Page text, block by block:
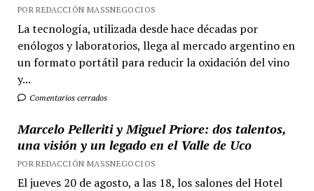
POR REDACCIÓN MASSNEGOCIOS
La tecnología, utilizada desde hace décadas por
enólogos y laboratorios, llega al mercado argentino en
un formato portátil para reducir la oxidación del vino
y...
Comentarios cerrados
Marcelo Pelleriti y Miguel Priore: dos talentos,
una visión y un legado en el Valle de Uco
POR REDACCIÓN MASSNEGOCIOS
El jueves 20 de agosto, a las 18, los salones del Hotel